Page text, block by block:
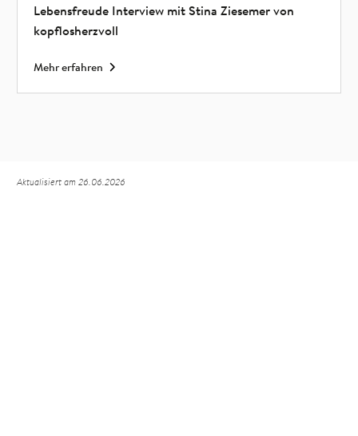
Lebensfreude Interview mit Stina Ziesemer von
kopflosherzvoll
Mehr erfahren
Aktualisiert am 26.06.2026